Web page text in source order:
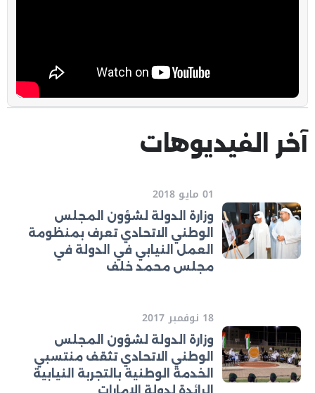
آخر الفيديوهات
01 مايو 2018
وزارة الدولة لشؤون المجلس
الوطني الاتحادي تعرف بمنظومة
العمل النيابي في الدولة في
مجلس محمد خلف
18 نوفمبر 2017
وزارة الدولة لشؤون المجلس
الوطني الاتحادي تثقف منتسبي
الخدمة الوطنية بالتجربة النيابية